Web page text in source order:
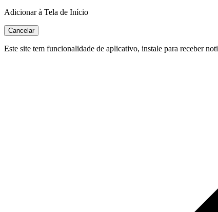
Adicionar à Tela de Início
Cancelar
Este site tem funcionalidade de aplicativo, instale para receber